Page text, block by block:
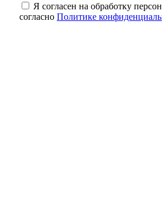
Я согласен на обработку
согласно Политике